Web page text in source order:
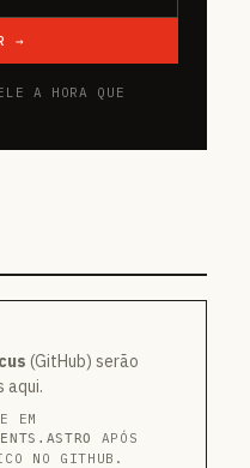
→
A HORA QUE
(GitHub) serão
aqui.
EM
APÓS
NO GITHUB.